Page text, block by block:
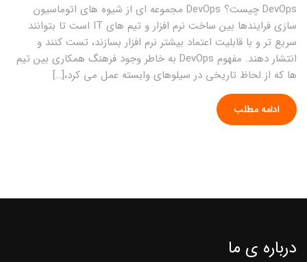
DevOps چیست؟ DevOps مجموعه ای از شیوه های اتوماسیون
سازی فرایندها بین ساخت نرم افزار و تیم های IT است تا بتوانند
سریع تر و با قابلیت اعتماد بیشتر نرم افزار بسازند، تست کنند و
انتشار دهند. مفهوم DevOps به خاطر وجود فرهنگ همکاری بین تیم
ها که از لحاظ تاریخی در سیلوهای وابسته عمل می کرد،[…]
ادامه مطلب
درباره ی ما